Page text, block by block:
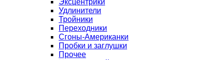
Эксцентрики
Удлинители
Тройники
Переходники
Сгоны-Американки
Пробки и заглушки
Прочее